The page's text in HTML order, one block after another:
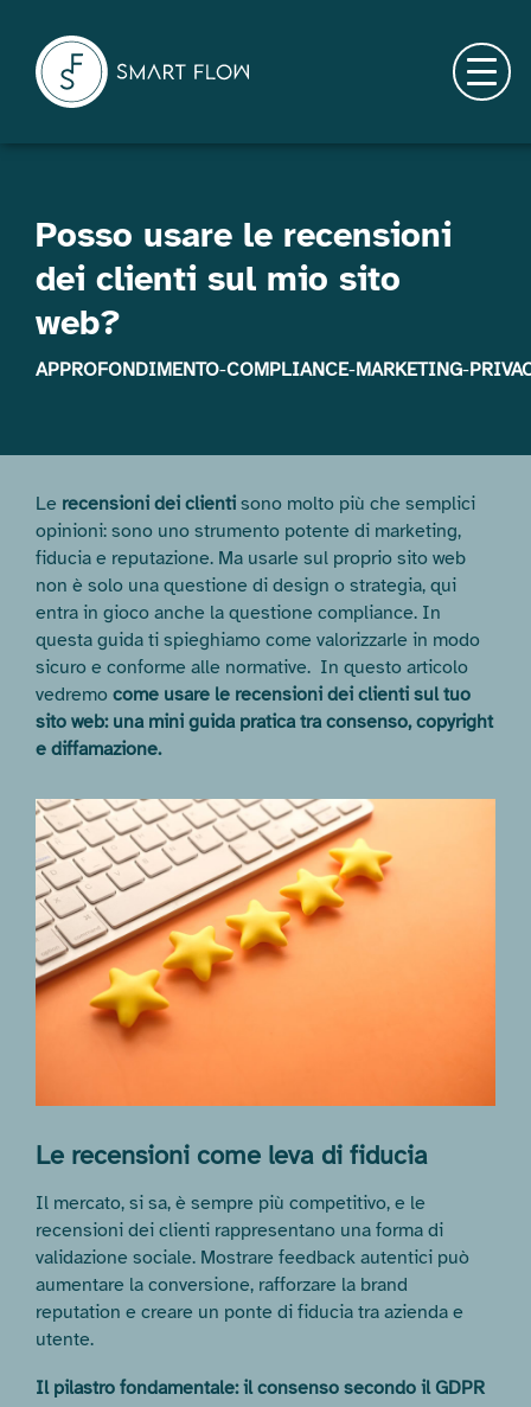
content
Menu
Posso usare le recensioni
dei clienti sul mio sito
web?
APPROFONDIMENTO-COMPLIANCE-MARKETING-
Le recensioni dei clienti sono molto più che semplici
opinioni: sono uno strumento potente di marketing,
fiducia e reputazione. Ma usarle sul proprio sito web
non è solo una questione di design o strategia, qui
entra in gioco anche la questione compliance. In
questa guida ti spieghiamo come valorizzarle in modo
sicuro e conforme alle normative. In questo articolo
vedremo come usare le recensioni dei clienti sul tuo
sito web: una mini guida pratica tra consenso, copyright
e diffamazione.
Le recensioni come leva di fiducia
Il mercato, si sa, è sempre più competitivo, e le
recensioni dei clienti rappresentano una forma di
validazione sociale. Mostrare feedback autentici può
aumentare la conversione, rafforzare la brand
reputation e creare un ponte di fiducia tra azienda e
utente.
Il pilastro fondamentale: il consenso secondo il GDPR